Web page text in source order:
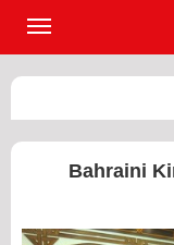
Bahraini